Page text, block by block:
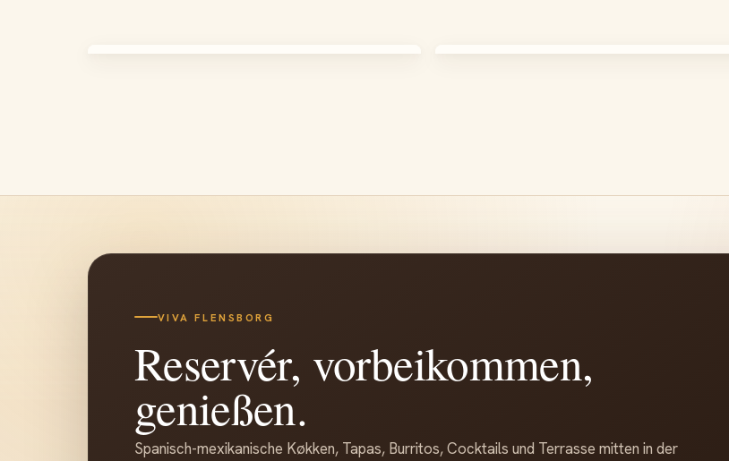
VIVA FLENSBORG
Reservér, vorbeikommen,
genießen.
Spanisch-mexikanische Køkken, Tapas, Burritos, Cocktails und Terrasse mitten in der